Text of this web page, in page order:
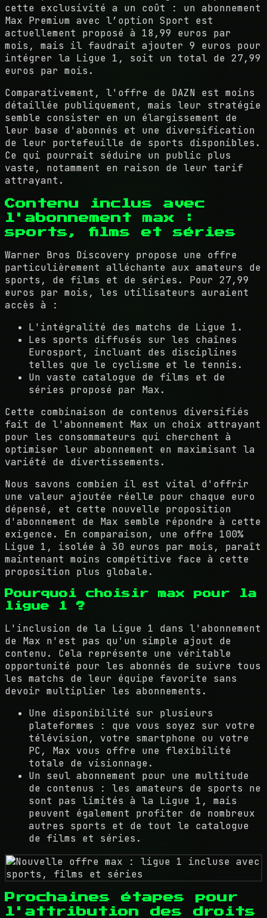
cette exclusivité a un coût : un abonnement
Max Premium avec l’option Sport est
actuellement proposé à 18,99 euros par
mois, mais il faudrait ajouter 9 euros pour
intégrer la Ligue 1, soit un total de 27,99
euros par mois.
Comparativement, l'offre de DAZN est moins
détaillée publiquement, mais leur stratégie
semble consister en un élargissement de
leur base d'abonnés et une diversification
de leur portefeuille de sports disponibles.
Ce qui pourrait séduire un public plus
vaste, notamment en raison de leur tarif
attrayant.
Contenu inclus avec
l'abonnement max :
sports, films et séries
Warner Bros Discovery propose une offre
particulièrement alléchante aux amateurs de
sports, de films et de séries. Pour 27,99
euros par mois, les utilisateurs auraient
accès à :
L'intégralité des matchs de Ligue 1.
Les sports diffusés sur les chaînes
Eurosport, incluant des disciplines
telles que le cyclisme et le tennis.
Un vaste catalogue de films et de
séries proposé par Max.
Cette combinaison de contenus diversifiés
fait de l'abonnement Max un choix attrayant
pour les consommateurs qui cherchent à
optimiser leur abonnement en maximisant la
variété de divertissements.
Nous savons combien il est vital d'offrir
une valeur ajoutée réelle pour chaque euro
dépensé, et cette nouvelle proposition
d'abonnement de Max semble répondre à cette
exigence. En comparaison, une offre 100%
Ligue 1, isolée à 30 euros par mois, paraît
maintenant moins compétitive face à cette
proposition plus globale.
Pourquoi choisir max pour la
ligue 1 ?
L'inclusion de la Ligue 1 dans l'abonnement
de Max n'est pas qu'un simple ajout de
contenu. Cela représente une véritable
opportunité pour les abonnés de suivre tous
les matchs de leur équipe favorite sans
devoir multiplier les abonnements.
Une disponibilité sur plusieurs
plateformes : que vous soyez sur votre
télévision, votre smartphone ou votre
PC, Max vous offre une flexibilité
totale de visionnage.
Un seul abonnement pour une multitude
de contenus : les amateurs de sports ne
sont pas limités à la Ligue 1, mais
peuvent également profiter de nombreux
autres sports et de tout le catalogue
de films et séries.
Prochaines étapes pour
l'attribution des droits